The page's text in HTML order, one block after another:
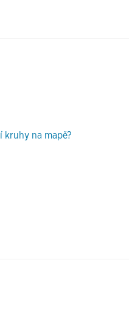
kruhy na mapě?